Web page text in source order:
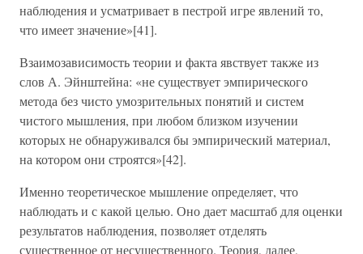
наблюдения и усматривает в пестрой игре явлений то,
что имеет значение»[41].
Взаимозависимость теории и факта явствует также из
слов А. Эйнштейна: «не существует эмпирического
метода без чисто умозрительных понятий и систем
чистого мышления, при любом близком изучении
которых не обнаруживался бы эмпирический материал,
на котором они строятся»[42].
Именно теоретическое мышление определяет, что
наблюдать и с какой целью. Оно дает масштаб для оценки
результатов наблюдения, позволяет отделять
существенное от несущественного. Теория, далее,